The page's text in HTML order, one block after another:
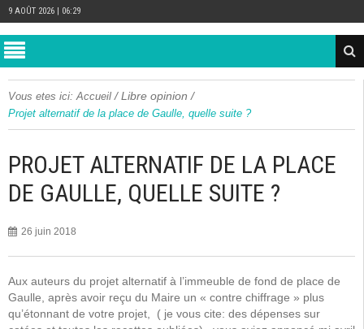
9 AOÛT 2026 | 06:29
Vous etes ici: Accueil /Libre opinion /
Projet alternatif de la place de Gaulle, quelle suite ?
PROJET ALTERNATIF DE LA PLACE
DE GAULLE, QUELLE SUITE ?
26 juin 2018
Aux auteurs du projet alternatif à l’immeuble de fond de place de
Gaulle, après avoir reçu du Maire un « contre chiffrage » plus
qu’étonnant de votre projet, ( je vous cite: des dépenses sur